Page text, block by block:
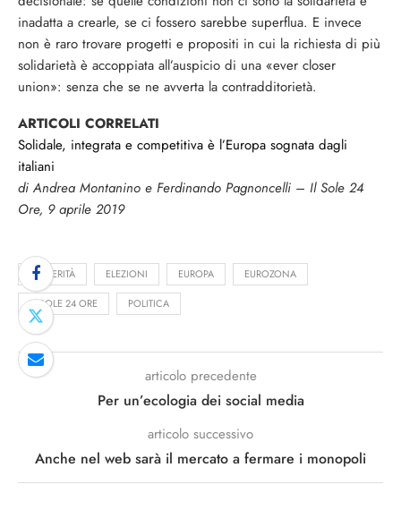
inadatta a crearle, se ci fossero sarebbe superflua. E invece
non è raro trovare progetti e propositi in cui la richiesta di più
solidarietà è accoppiata all’auspicio di una «ever closer
union»: senza che se ne avverta la contradditorietà.
ARTICOLI CORRELATI
Solidale, integrata e competitiva è l’Europa sognata dagli
italiani
di Andrea Montanino e Ferdinando Pagnoncelli – Il Sole 24
Ore, 9 aprile 2019
AUSTERITÀ ELEZIONI EUROPA EUROZONA
IL SOLE 24 ORE POLITICA
articolo precedente
Per un’ecologia dei social media
articolo successivo
Anche nel web sarà il mercato a fermare i monopoli